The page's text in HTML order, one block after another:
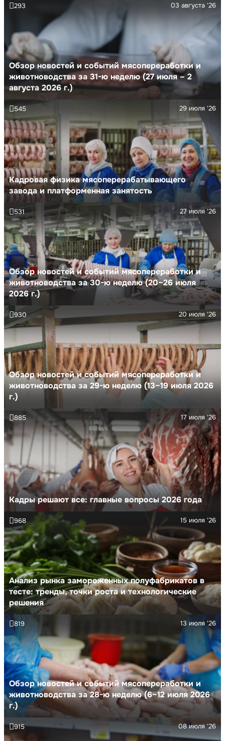
Обзор новостей и событий мясопереработки и
животноводства за 31-ю неделю (27 июля – 2
августа 2026 г.)
03 августа '26
293
Кадровая физика мясоперерабатывающего
завода и платформенная занятость
29 июля '26
545
Обзор новостей и событий мясопереработки и
животноводства за 30-ю неделю (20–26 июля
2026 г.)
27 июля '26
531
Обзор новостей и событий мясопереработки и
животноводства за 29-ю неделю (13–19 июля 2026
г.)
20 июля '26
930
Кадры решают все: главные вопросы 2026 года
17 июля '26
885
Анализ рынка замороженных полуфабрикатов в
тесте: тренды, точки роста и технологические
решения
15 июля '26
968
Обзор новостей и событий мясопереработки и
животноводства за 28-ю неделю (6–12 июля 2026
г.)
13 июля '26
819
08 июля '26
915